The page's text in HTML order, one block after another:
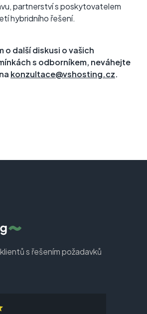
partnerství s poskytovatelem
hybridního řešení.
o další diskusi o vašich
s odborníkem, neváhejte
konzultace@vshosting.cz.
s řešením požadavků